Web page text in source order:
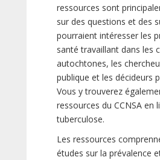
ressources sont
sur des questions et des
pourraient intéresser les
santé travaillant dans les
autochtones, les
publique et les décideurs
Vous y trouverez
ressources du CCNSA en
tuberculose.
Les ressources
études sur la prévalence